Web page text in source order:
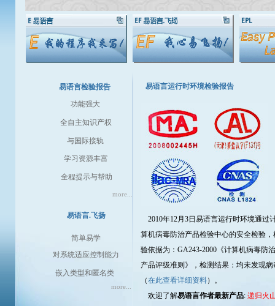
易语言运行时环境检验报告
2010年12月3日易语言运行时环境通过
算机病毒防治产品检验中心的安全检验，
验依据为：GA243-2000《计算机病毒防治
产品评级准则》，检测结果：均未发现病
（在此查看详细资料）。
欢迎了解易语言作者最新产品: 递归火
more...
more...
易语言检验报告
功能强大
全自主知识产权
与国际接轨
学习资源丰富
全程提示与帮助
易语言.飞扬
简单易学
对系统适应控制能力
嵌入类型和匿名类